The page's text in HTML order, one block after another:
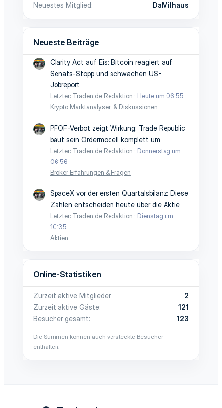
Neuestes Mitglied
DaMilhaus
Neueste Beiträge
Clarity Act auf Eis: Bitcoin reagiert auf
Senats-Stopp und schwachen US-
Jobreport
Letzter: Traden.de Redaktion
Heute um 06:55
Krypto Marktanalysen & Diskussionen
PFOF-Verbot zeigt Wirkung: Trade Republic
baut sein Ordermodell komplett um
Letzter: Traden.de Redaktion
Donnerstag um
06:56
Broker Erfahrungen & Fragen
SpaceX vor der ersten Quartalsbilanz: Diese
Zahlen entscheiden heute über die Aktie
Letzter: Traden.de Redaktion
Dienstag um
10:35
Aktien
Online-Statistiken
Zurzeit aktive Mitglieder
2
Zurzeit aktive Gäste
121
Besucher gesamt
123
Die Summen können auch versteckte Besucher
enthalten.